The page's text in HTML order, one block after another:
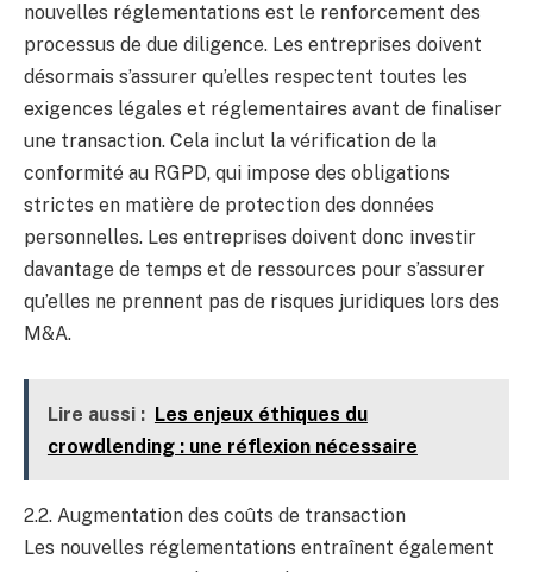
nouvelles réglementations est le renforcement des
processus de due diligence. Les entreprises doivent
désormais s’assurer qu’elles respectent toutes les
exigences légales et réglementaires avant de finaliser
une transaction. Cela inclut la vérification de la
conformité au RGPD, qui impose des obligations
strictes en matière de protection des données
personnelles. Les entreprises doivent donc investir
davantage de temps et de ressources pour s’assurer
qu’elles ne prennent pas de risques juridiques lors des
M&A.
Lire aussi : Les enjeux éthiques du
crowdlending : une réflexion nécessaire
2.2. Augmentation des coûts de transaction
Les nouvelles réglementations entraînent également